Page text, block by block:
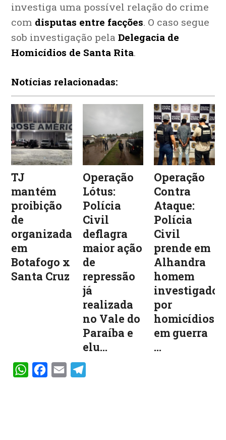
investiga uma possível relação do crime
com disputas entre facções. O caso segue
sob investigação pelaDelegacia de
Homicídios de Santa Rita.
Notícias relacionadas:
TJ
mantém
proibição
de
organizadas
em
Botafogo x
Santa Cruz
Operação
Lótus:
Polícia
Civil
deflagra
maior ação
de
repressão
já
realizada
no Vale do
Paraíba e
elu...
Operação
Contra
Ataque:
Polícia
Civil
prende em
Alhandra
homem
investigado
por
homicídios
em guerra
...
WhatsAppFacebook
Email